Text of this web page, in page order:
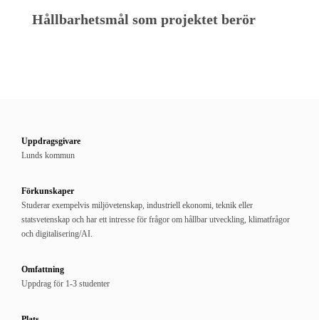
Hållbarhetsmål som projektet berör
Uppdragsgivare
Lunds kommun
Förkunskaper
Studerar exempelvis miljövetenskap, industriell ekonomi, teknik eller
statsvetenskap och har ett intresse för frågor om hållbar utveckling, klimatfrågor
och digitalisering/AI.
Omfattning
Uppdrag för 1-3 studenter